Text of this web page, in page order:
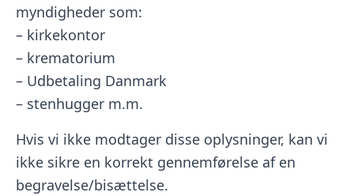
myndigheder som:
– kirkekontor
– krematorium
– Udbetaling Danmark
– stenhugger m.m.
Hvis vi ikke modtager disse oplysninger, kan vi
ikke sikre en korrekt gennemførelse af en
begravelse/bisættelse.